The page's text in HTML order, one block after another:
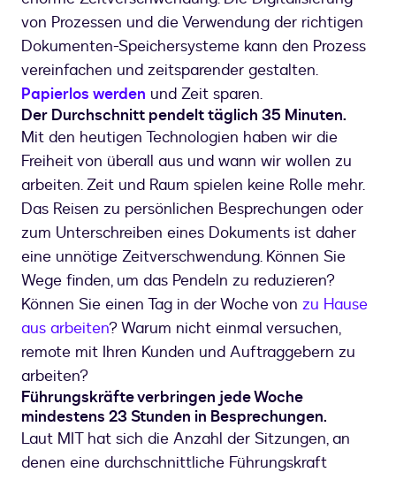
von Prozessen und die Verwendung der richtigen
Dokumenten-Speichersysteme kann den Prozess
vereinfachen und zeitsparender gestalten.
Papierlos werden und Zeit sparen.
Der Durchschnitt pendelt täglich 35 Minuten.
Mit den heutigen Technologien haben wir die
Freiheit von überall aus und wann wir wollen zu
arbeiten. Zeit und Raum spielen keine Rolle mehr.
Das Reisen zu persönlichen Besprechungen oder
zum Unterschreiben eines Dokuments ist daher
eine unnötige Zeitverschwendung. Können Sie
Wege finden, um das Pendeln zu reduzieren?
Können Sie einen Tag in der Woche von zu Hause
aus arbeiten? Warum nicht einmal versuchen,
remote mit Ihren Kunden und Auftraggebern zu
arbeiten?
Führungskräfte verbringen jede Woche
mindestens 23 Stunden in Besprechungen.
Laut MIT hat sich die Anzahl der Sitzungen, an
denen eine durchschnittliche Führungskraft